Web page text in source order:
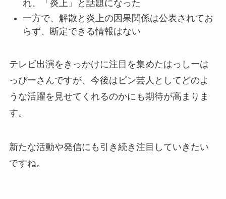
れ、「炎上」と話題になった
一方で、解散と炎上の因果関係は公表されてお
らず、断定できる情報はない
テレビ出演をきっかけに注目を集めたはっしーは
っぴーさんですが、今後はピン芸人としてどのよ
うな活躍を見せてくれるのかにも期待が高まりま
す。
新たな活動や発信にも引き続き注目していきたい
ですね。